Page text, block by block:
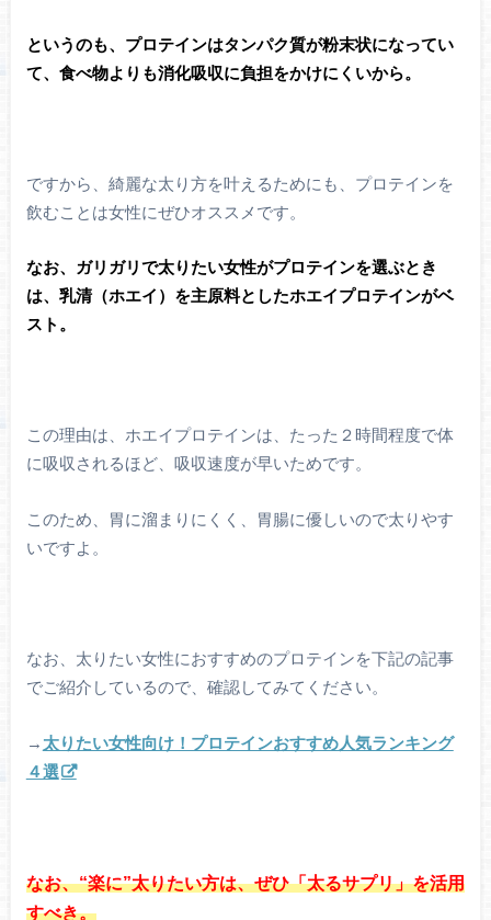
というのも、プロテインはタンパク質が粉末状になってい
て、食べ物よりも消化吸収に負担をかけにくいから。
ですから、綺麗な太り方を叶えるためにも、プロテインを
飲むことは女性にぜひオススメです。
なお、ガリガリで太りたい女性がプロテインを選ぶとき
は、乳清（ホエイ）を主原料としたホエイプロテインがベ
スト。
この理由は、ホエイプロテインは、たった２時間程度で体
に吸収されるほど、吸収速度が早いためです。
このため、胃に溜まりにくく、胃腸に優しいので太りやす
いですよ。
なお、太りたい女性におすすめのプロテインを下記の記事
でご紹介しているので、確認してみてください。
→ 太りたい女性向け！プロテインおすすめ人気ランキング
４選
なお、“楽に”太りたい方は、ぜひ「太るサプリ」を活用
すべき。